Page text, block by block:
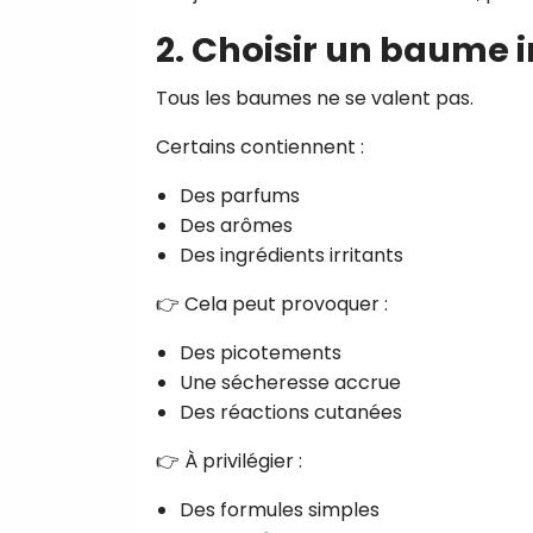
2. Choisir un baume
Tous les baumes ne se valent pas.
Certains contiennent :
Des parfums
Des arômes
Des ingrédients irritants
👉 Cela peut provoquer :
Des picotements
Une sécheresse accrue
Des réactions cutanées
👉 À privilégier :
Des formules simples